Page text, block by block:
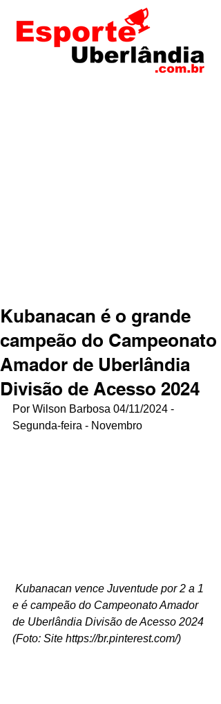
Kubanacan é o grande
campeão do Campeonato
Amador de Uberlândia
Divisão de Acesso 2024
Por Wilson Barbosa 04/11/2024 -
Segunda-feira - Novembro
Kubanacan vence Juventude por 2 a 1
e é campeão do Campeonato Amador
de Uberlândia Divisão de Acesso 2024
(Foto: Site https://br.pinterest.com/)